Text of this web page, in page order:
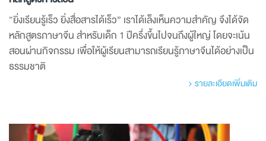
“ยิ่งเรียนรู้เร็ว ยิ่งสื่อสารได้เร็ว” เราได้เล็งเห็นความสำคัญ จึงได้จัด
หลักสูตรภาษาจีน สำหรับเด็ก 1 ปีครึ่งขึ้นไปจนถึงผู้ใหญ่ โดยจะเน้น
สอนผ่านกิจกรรม เพื่อให้ผู้เรียนสามารถเรียนรู้ภาษาจีนได้อย่างเป็น
ธรรมชาติ
รายละเอียดเพิ่มเติม